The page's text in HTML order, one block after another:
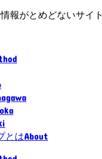
報がとめどないサイト
とはAbout